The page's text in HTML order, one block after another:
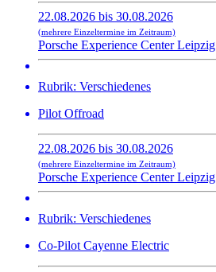
22.08.2026 bis 30.08.2026
(mehrere Einzeltermine im Zeitraum)
Porsche Experience Center Leipzig
Rubrik: Verschiedenes
Pilot Offroad
22.08.2026 bis 30.08.2026
(mehrere Einzeltermine im Zeitraum)
Porsche Experience Center Leipzig
Rubrik: Verschiedenes
Co-Pilot Cayenne Electric